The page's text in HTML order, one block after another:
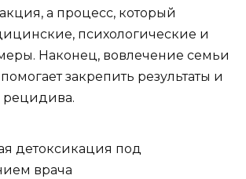
а процесс, который
психологические и
Наконец, вовлечение семьи
закрепить результаты и
рецидива.
детоксикация под
врача